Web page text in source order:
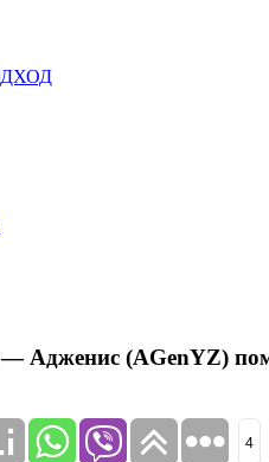
— Адженис (AGenYZ)
4